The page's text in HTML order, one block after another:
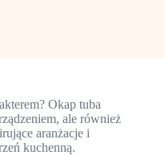
Okap tuba
ale również
aranżacje i
kuchenną.